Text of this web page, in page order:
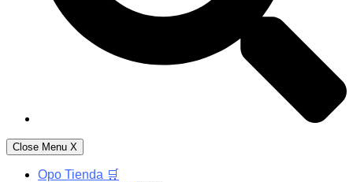
Close Menu X
Opo Tienda 🛒